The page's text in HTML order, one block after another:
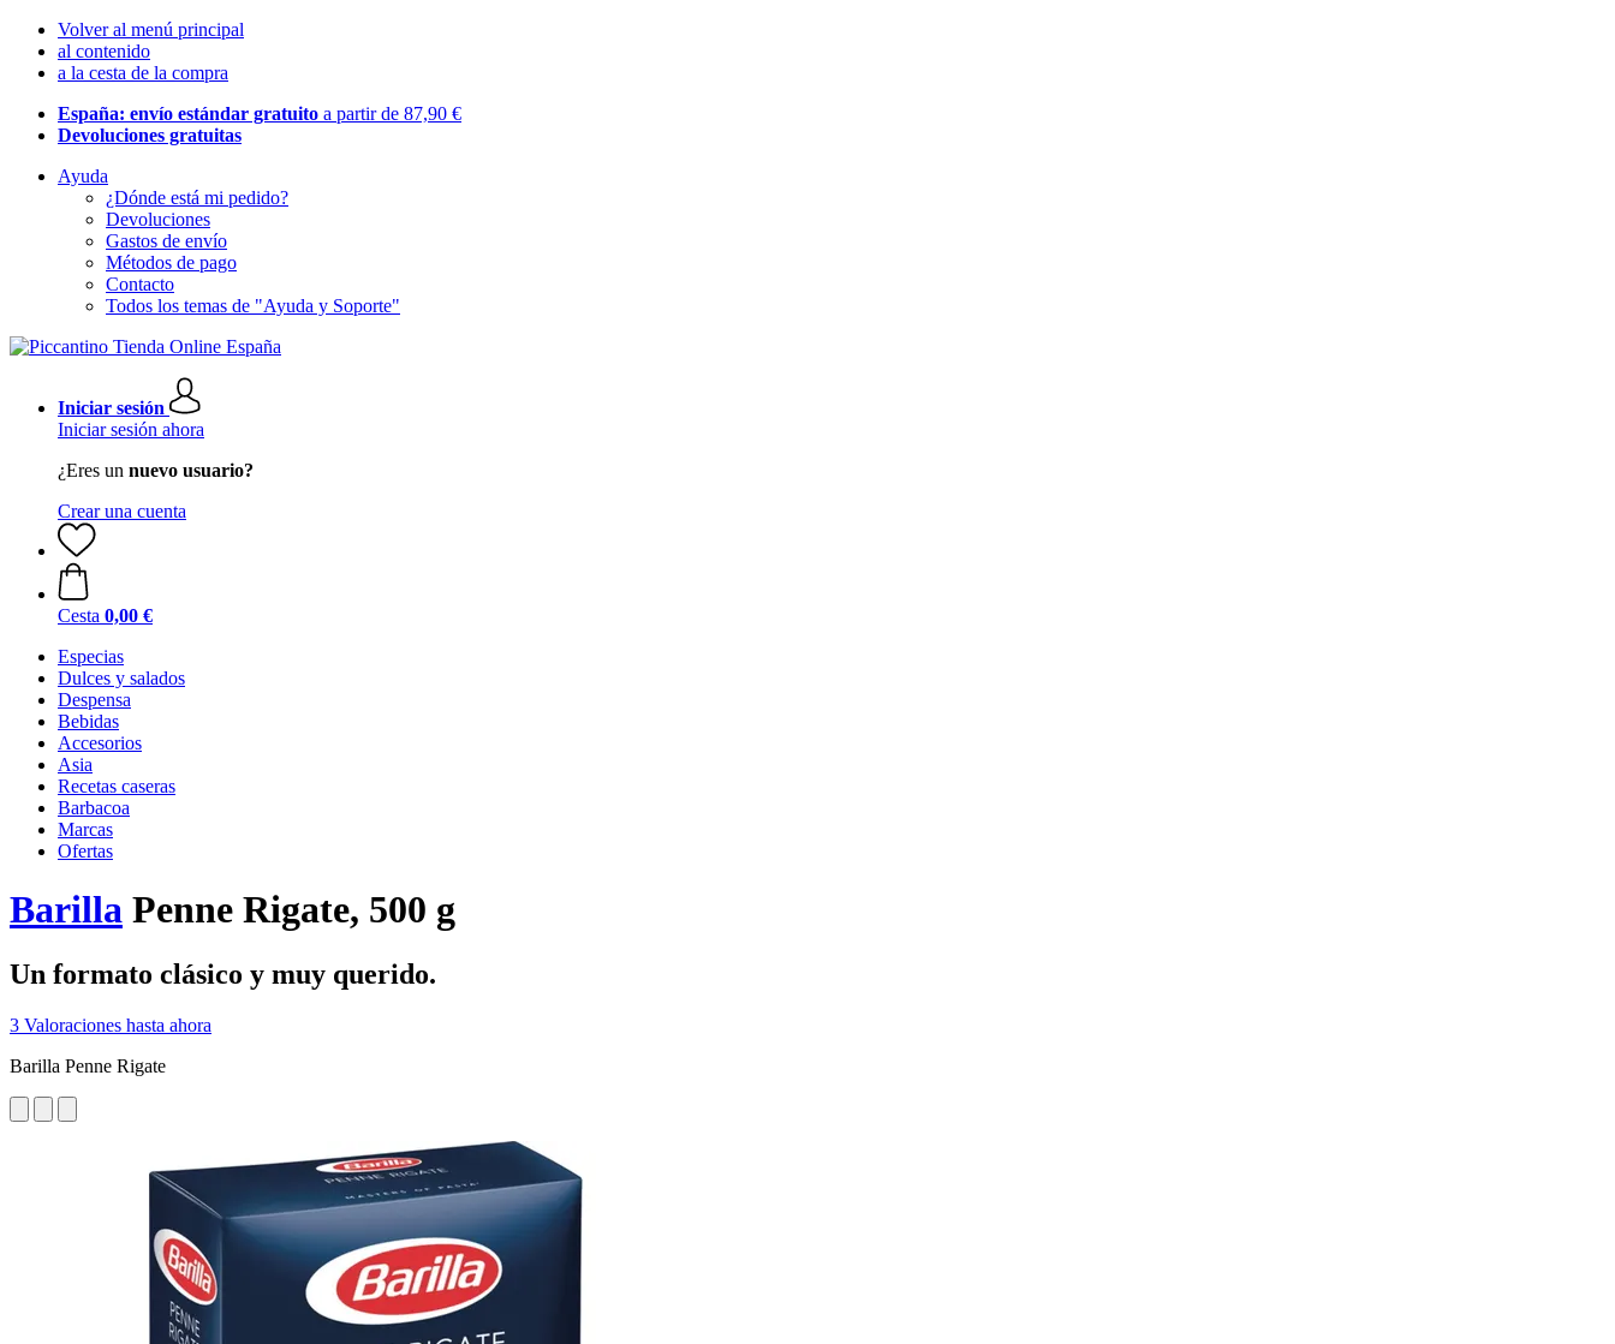
Volver al menú principal
al contenido
a la cesta de la compra
España: envío estándar gratuito a partir de 87,90 €
Devoluciones gratuitas
Ayuda
¿Dónde está mi pedido?
Devoluciones
Gastos de envío
Métodos de pago
Contacto
Todos los temas de "Ayuda y Soporte"
Iniciar sesión
Iniciar sesión ahora
¿Eres un nuevo usuario?
Crear una cuenta
Cesta 0,00 €
Especias
Dulces y salados
Despensa
Bebidas
Accesorios
Asia
Recetas caseras
Barbacoa
Marcas
Ofertas
Barilla Penne Rigate, 500 g
Un formato clásico y muy querido.
3 Valoraciones hasta ahora
Barilla Penne Rigate